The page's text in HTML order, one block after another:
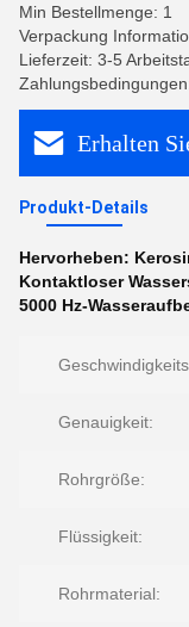
Min Bestellmenge: 1
Verpackung
Lieferzeit: 3-5
Erhalten
Produkt-Details
Hervorheben:
Kontaktloser
5000 Hz-
Genauigkeit:
Rohrgröße:
Flüssigkeit:
Rohrmaterial: